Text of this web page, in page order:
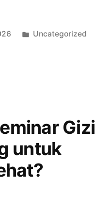
Posted
Uncategorized
Gizi
untuk